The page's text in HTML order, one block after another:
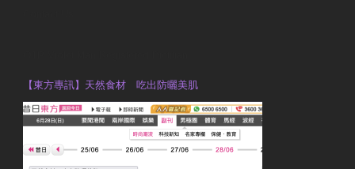
【東方專訊】天然食材 吃出防曬美肌